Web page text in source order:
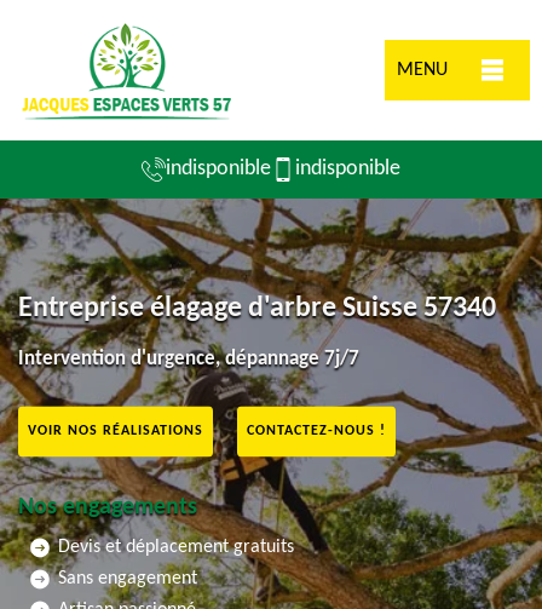
MENU
indisponible indisponible
Entreprise élagage d'arbre Suisse 57340
Intervention d'urgence, dépannage 7j/7
VOIR NOS RÉALISATIONS CONTACTEZ-NOUS !
Nos engagements
Devis et déplacement gratuits
Sans engagement